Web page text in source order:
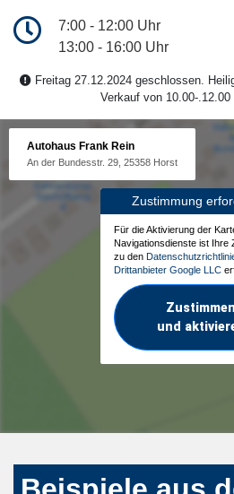
7:00 - 12:00 Uhr
13:00 - 16:00 Uhr
Freitag 27.12.2024 geschlossen.
Verkauf von 10.00-.12.00
Autohaus Frank Rein
An der Bundesstr. 29, 25358 Horst
Zustimmung
Für die Aktivierung der
Navigationsdienste ist Ihre
zu den
Drittanbieter Google LLC
Zustimmen
und